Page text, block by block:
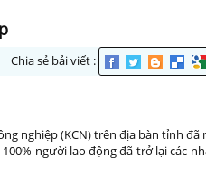
Chia sẻ bải viết :
nghiệp (KCN) trên địa bàn tỉnh đã
người lao động đã trở lại các